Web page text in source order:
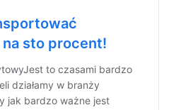
sto procent!
to czasami bardzo
działamy w branży
jak bardzo ważne jest